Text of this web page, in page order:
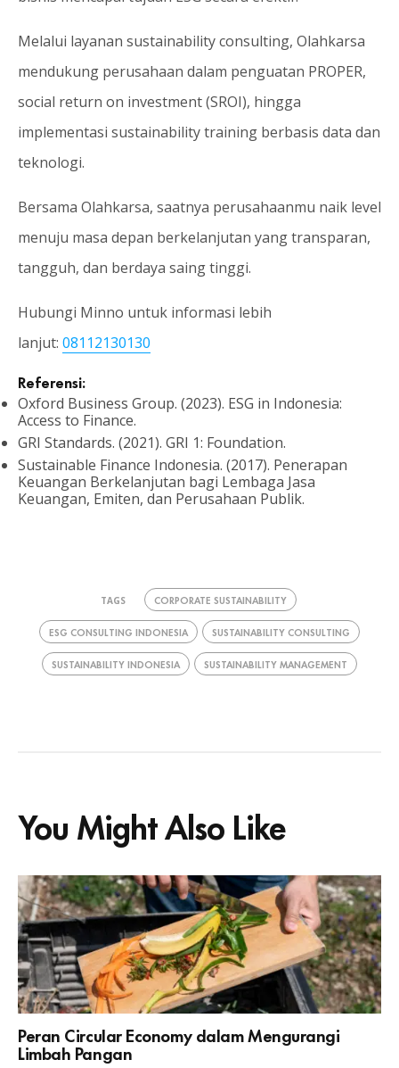
Melalui layanan sustainability consulting, Olahkarsa
mendukung perusahaan dalam penguatan PROPER,
social return on investment (SROI), hingga
implementasi sustainability training berbasis data dan
teknologi.
Bersama Olahkarsa, saatnya perusahaanmu naik level
menuju masa depan berkelanjutan yang transparan,
tangguh, dan berdaya saing tinggi.
Hubungi Minno untuk informasi lebih
lanjut: 08112130130
Referensi:
Oxford Business Group. (2023). ESG in Indonesia:
Access to Finance.
GRI Standards. (2021). GRI 1: Foundation.
Sustainable Finance Indonesia. (2017). Penerapan
Keuangan Berkelanjutan bagi Lembaga Jasa
Keuangan, Emiten, dan Perusahaan Publik.
TAGS CORPORATE SUSTAINABILITY
ESG CONSULTING INDONESIA SUSTAINABILITY CONSULTING
SUSTAINABILITY INDONESIA SUSTAINABILITY MANAGEMENT
You Might Also Like
Peran Circular Economy dalam Mengurangi
Limbah Pangan